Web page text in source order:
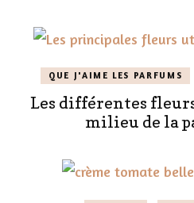
QUE J'AIME LES PARFUMS
Les différentes
milieu de la